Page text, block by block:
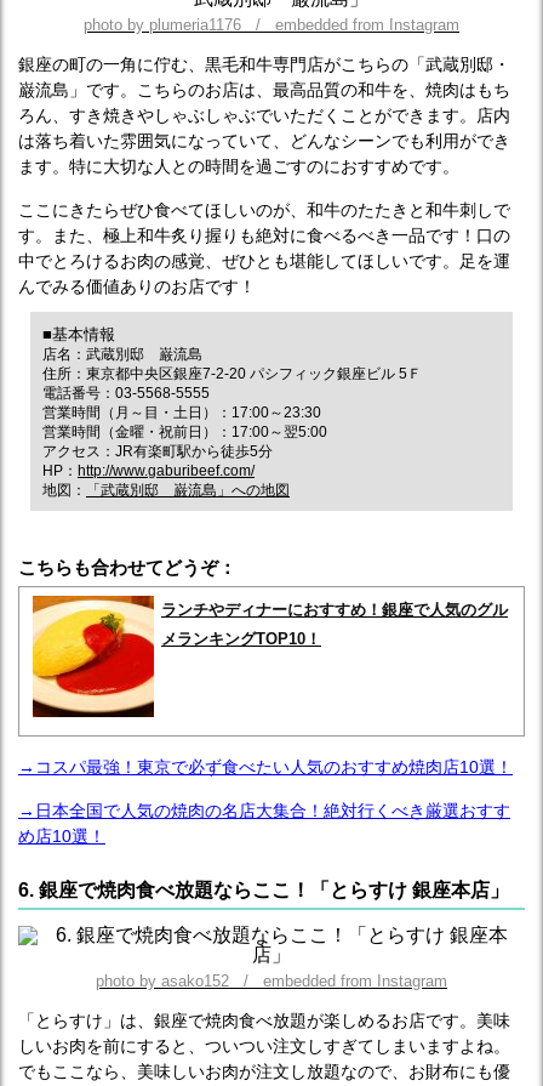
photo by plumeria1176 / embedded from Instagram
銀座の町の一角に佇む、黒毛和牛専門店がこちらの「武蔵別邸・
巌流島」です。こちらのお店は、最高品質の和牛を、焼肉はもち
ろん、すき焼きやしゃぶしゃぶでいただくことができます。店内
は落ち着いた雰囲気になっていて、どんなシーンでも利用ができ
ます。特に大切な人との時間を過ごすのにおすすめです。
ここにきたらぜひ食べてほしいのが、和牛のたたきと和牛刺しで
す。また、極上和牛炙り握りも絶対に食べるべき一品です！口の
中でとろけるお肉の感覚、ぜひとも堪能してほしいです。足を運
んでみる価値ありのお店です！
■基本情報
店名：武蔵別邸 巌流島
住所：東京都中央区銀座7-2-20 パシフィック銀座ビル 5Ｆ
電話番号：03-5568-5555
営業時間（月～目・土日）：17:00～23:30
営業時間（金曜・祝前日）：17:00～翌5:00
アクセス：JR有楽町駅から徒歩5分
HP： http://www.gaburibeef.com/
地図：
「武蔵別邸 巌流島」への地図
こちらも合わせてどうぞ：
ランチやディナーにおすすめ！銀座で人気のグル
メランキングTOP10！
→コスパ最強！東京で必ず食べたい人気のおすすめ焼肉店10選！
→日本全国で人気の焼肉の名店大集合！絶対行くべき厳選おすす
め店10選！
6. 銀座で焼肉食べ放題ならここ！「とらすけ 銀座本店」
photo by asako152 / embedded from Instagram
「とらすけ」は、銀座で焼肉食べ放題が楽しめるお店です。美味
しいお肉を前にすると、ついつい注文しすぎてしまいますよね。
でもここなら、美味しいお肉が注文し放題なので、お財布にも優